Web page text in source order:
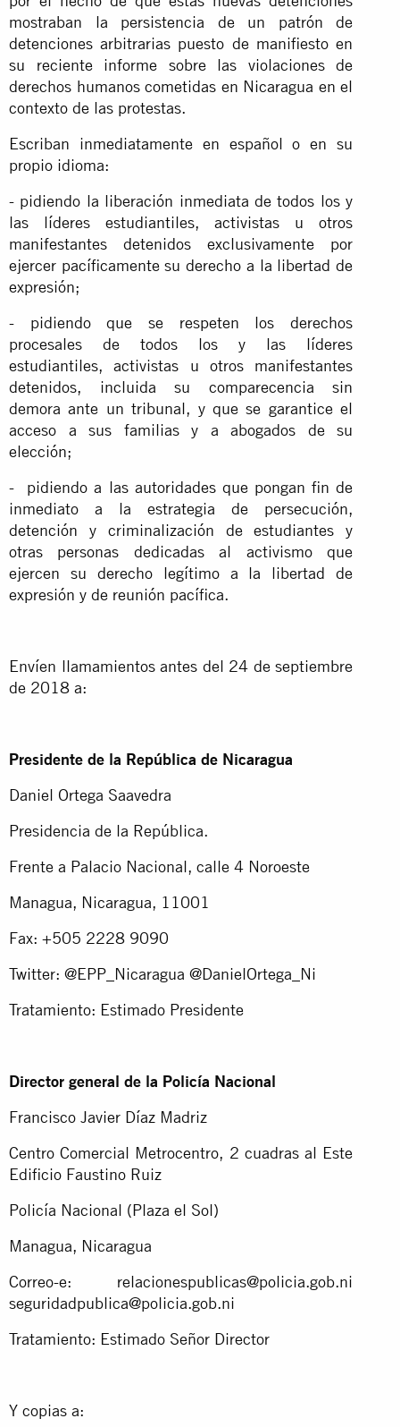
mostraban la persistencia de un patrón de
detenciones arbitrarias puesto de manifiesto en
su reciente informe sobre las violaciones de
derechos humanos cometidas en Nicaragua en el
contexto de las protestas.
Escriban inmediatamente en español o en su
propio idioma:
- pidiendo la liberación inmediata de todos los y
las líderes estudiantiles, activistas u otros
manifestantes detenidos exclusivamente por
ejercer pacíficamente su derecho a la libertad de
expresión;
- pidiendo que se respeten los derechos
procesales de todos los y las líderes
estudiantiles, activistas u otros manifestantes
detenidos, incluida su comparecencia sin
demora ante un tribunal, y que se garantice el
acceso a sus familias y a abogados de su
elección;
- pidiendo a las autoridades que pongan fin de
inmediato a la estrategia de persecución,
detención y criminalización de estudiantes y
otras personas dedicadas al activismo que
ejercen su derecho legítimo a la libertad de
expresión y de reunión pacífica.
Envíen llamamientos antes del 24 de septiembre
de 2018 a:
Presidente de la República de Nicaragua
Daniel Ortega Saavedra
Presidencia de la República.
Frente a Palacio Nacional, calle 4 Noroeste
Managua, Nicaragua, 11001
Fax: +505 2228 9090
Twitter: @EPP_Nicaragua @DanielOrtega_Ni
Tratamiento: Estimado Presidente
Director general de la Policía Nacional
Francisco Javier Díaz Madriz
Centro Comercial Metrocentro, 2 cuadras al Este
Edificio Faustino Ruiz
Policía Nacional (Plaza el Sol)
Managua, Nicaragua
Correo-e: relacionespublicas@policia.gob.ni
seguridadpublica@policia.gob.ni
Tratamiento: Estimado Señor Director
Y copias a: